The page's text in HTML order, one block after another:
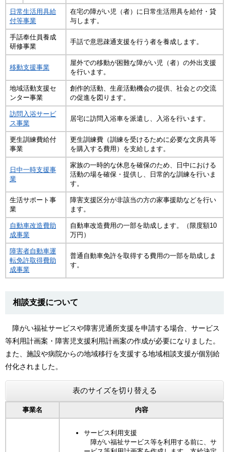
日常生活用具給
付等事業
在宅の障がい児（者）に日常生活用具を給付・貸
与します。
手話奉仕員養成
研修事業
手話で意思疎通支援を行う者を養成します。
移動支援事業
屋外での移動が困難な障がい児（者）の外出支援
を行います。
地域活動支援セ
ンター事業
創作的活動、生産活動機会の提供、社会との交流
の促進を図ります。
訪問入浴サービ
ス事業
居宅に訪問入浴車を派遣し、入浴を行います。
更生訓練費給付
事業
更生訓練費（訓練を受けるために必要な文房具等
を購入する費用）を支給します。
日中一時支援事
業
家族の一時的な休息を確保のため、日中における
活動の場を確保・提供し、日常的な訓練を行いま
す。
生活サポート事
業
障害支援区分が非該当の方の家事援助などを行い
ます。
自動車改造費助
成事業
自動車改造費用の一部を助成します。（限度額10
万円）
障害者自動車運
転免許取得費助
成事業
普通自動車免許を取得する費用の一部を助成しま
す。
相談支援について
障がい福祉サービスや障害児通所支援を申請する場合、サービス
等利用計画案・障害児支援利用計画案の作成が必要になりました。
また、施設や病院からの地域移行を支援する地域相談支援が個別給
付化されました。
表のサイズを切り替える
事業名 内容
サービス利用支援
障がい福祉サービス等を利用する前に、サ